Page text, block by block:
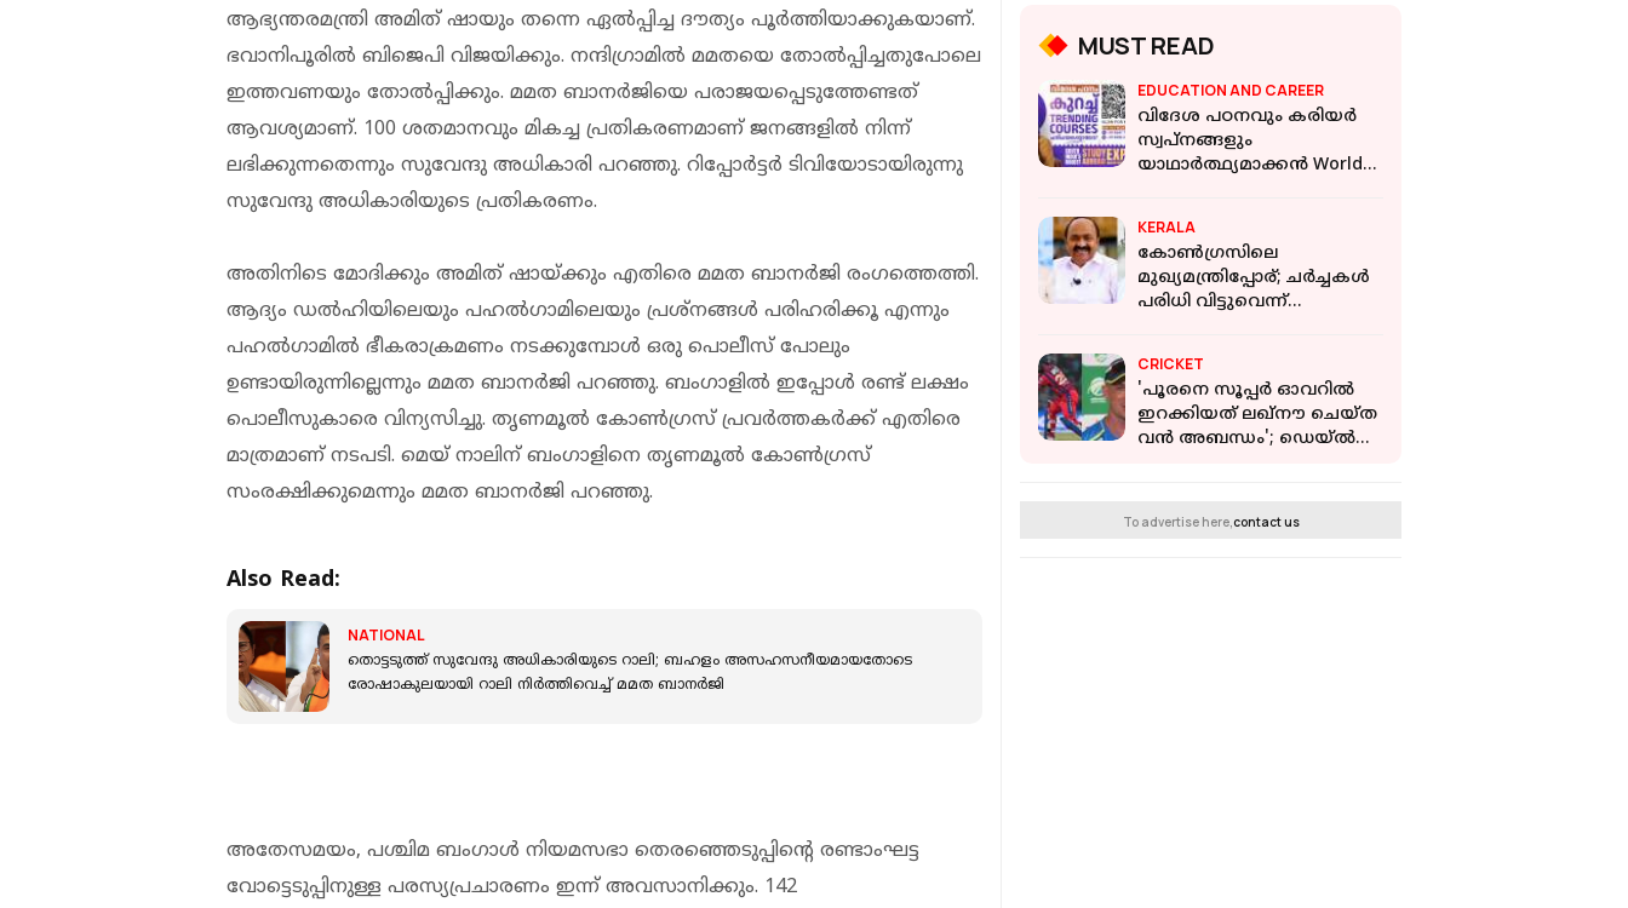
ആഭ്യന്തരമന്ത്രി അമിത് ഷായും തന്നെ ഏല്‍പ്പിച്ച ദൗത്യം പൂര്‍ത്തിയാക്കുകയാണ്.
ഭവാനിപൂരില്‍ ബിജെപി വിജയിക്കും. നന്ദിഗ്രാമില്‍ മമതയെ തോല്‍പ്പിച്ചതുപോലെ
ഇത്തവണയും തോല്‍പ്പിക്കും. മമത ബാനര്‍ജിയെ പരാജയപ്പെടുത്തേണ്ടത്
ആവശ്യമാണ്. 100 ശതമാനവും മികച്ച പ്രതികരണമാണ് ജനങ്ങളില്‍ നിന്ന്
ലഭിക്കുന്നതെന്നും സുവേന്ദു അധികാരി പറഞ്ഞു. റിപ്പോര്‍ട്ടര്‍ ടിവിയോടായിരുന്നു
സുവേന്ദു അധികാരിയുടെ പ്രതികരണം.
അതിനിടെ മോദിക്കും അമിത് ഷായ്ക്കും എതിരെ മമത ബാനര്‍ജി രംഗത്തെത്തി.
ആദ്യം ഡല്‍ഹിയിലെയും പഹല്‍ഗാമിലെയും പ്രശ്‌നങ്ങള്‍ പരിഹരിക്കൂ എന്നും
പഹല്‍ഗാമില്‍ ഭീകരാക്രമണം നടക്കുമ്പോള്‍ ഒരു പൊലീസ് പോലും
ഉണ്ടായിരുന്നില്ലെന്നും മമത ബാനര്‍ജി പറഞ്ഞു. ബംഗാളില്‍ ഇപ്പോള്‍ രണ്ട് ലക്ഷം
പൊലീസുകാരെ വിന്യസിച്ചു. തൃണമൂല്‍ കോണ്‍ഗ്രസ് പ്രവര്‍ത്തകര്‍ക്ക് എതിരെ
മാത്രമാണ് നടപടി. മെയ് നാലിന് ബംഗാളിനെ തൃണമൂല്‍ കോണ്‍ഗ്രസ്
സംരക്ഷിക്കുമെന്നും മമത ബാനര്‍ജി പറഞ്ഞു.
Also Read:
NATIONAL
തൊട്ടടുത്ത് സുവേന്ദു അധികാരിയുടെ റാലി; ബഹളം അസഹസനീയമായതോടെ
രോഷാകുലയായി റാലി നിർത്തിവെച്ച് മമത ബാനര്‍ജി
അതേസമയം, പശ്ചിമ ബംഗാള്‍ നിയമസഭാ തെരഞ്ഞെടുപ്പിന്റെ രണ്ടാംഘട്ട
വോട്ടെടുപ്പിനുള്ള പരസ്യപ്രചാരണം ഇന്ന് അവസാനിക്കും. 142
MUST READ
EDUCATION AND CAREER
വിദേശ പഠനവും കരിയർ
സ്വപ്നങ്ങളും
യാഥാർത്ഥ്യമാക്കൻ World
KERALA
കോണ്‍ഗ്രസിലെ
മുഖ്യമന്ത്രിപ്പോര്; ചര്‍ച്ചകള്‍
പരിധി വിട്ടുവെന്ന്
CRICKET
'പൂരനെ സൂപ്പർ ഓവറിൽ
ഇറക്കിയത് ലഖ്‌നൗ ചെയ്ത
വൻ അബന്ധം'; ഡെയ്‌ൽ
To advertise here, contact us